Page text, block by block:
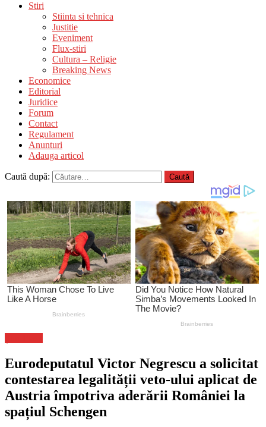
Stiri
Stiinta si tehnica
Justitie
Eveniment
Flux-stiri
Cultura – Religie
Breaking News
Economice
Editorial
Juridice
Forum
Contact
Regulament
Anunturi
Adauga articol
Caută după:
Eurodeputatul Victor Negrescu a solicitat
contestarea legalității veto-ului aplicat de
Austria împotriva aderării României la
spațiul Schengen